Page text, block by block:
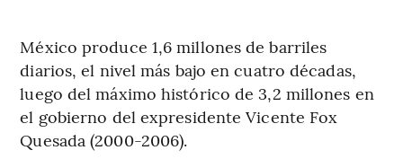
México produce 1,6 millones de barriles
diarios, el nivel más bajo en cuatro décadas,
luego del máximo histórico de 3,2 millones en
el gobierno del expresidente Vicente Fox
Quesada (2000-2006).